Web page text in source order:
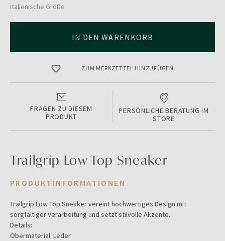
Italienische Größe
IN DEN WARENKORB
ZUM MERKZETTEL HINZUFÜGEN
FRAGEN ZU DIESEM
PRODUKT
PERSÖNLICHE BERATUNG IM
STORE
Trailgrip Low Top Sneaker
PRODUKTINFORMATIONEN
Trailgrip Low Top Sneaker vereint hochwertiges Design mit
sorgfältiger Verarbeitung und setzt stilvolle Akzente.
Details:
Obermaterial: Leder